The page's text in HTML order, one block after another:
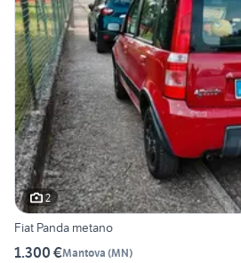
2
Fiat Panda metano
1.300 €Mantova (MN)